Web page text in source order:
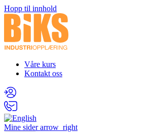
Hopp til innhold
Våre kurs
Kontakt oss
Mine sider arrow_right